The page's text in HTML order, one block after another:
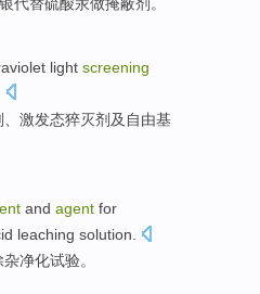
light screening
激发态猝灭剂及 自由基
and agent for
leaching solution.
杂净化试验。